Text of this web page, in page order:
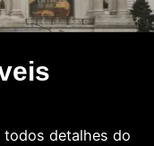
todos detalhes do